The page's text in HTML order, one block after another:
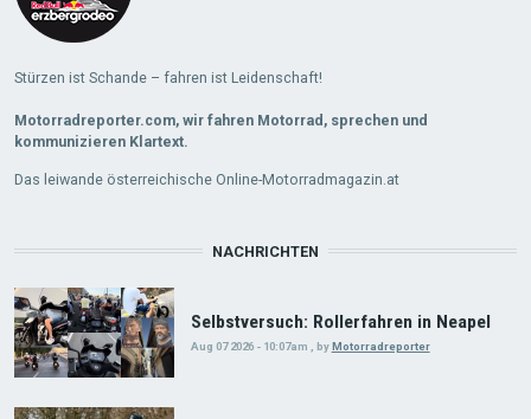
Stürzen ist Schande – fahren ist Leidenschaft!
Motorradreporter.com, wir fahren Motorrad, sprechen und
kommunizieren Klartext.
Das leiwande österreichische Online-Motorradmagazin.at
NACHRICHTEN
Selbstversuch: Rollerfahren in Neapel
Aug 07 2026 - 10:07am , byMotorradreporter